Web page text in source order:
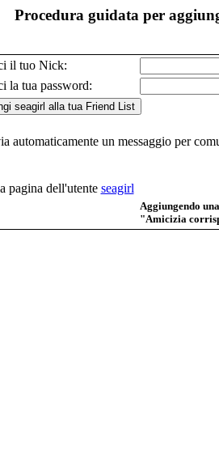
Procedura guidata per
il tuo Nick:
la tua password:
automaticamente un messaggio per
pagina dell'utente seagirl
Aggiungendo
"Amicizia